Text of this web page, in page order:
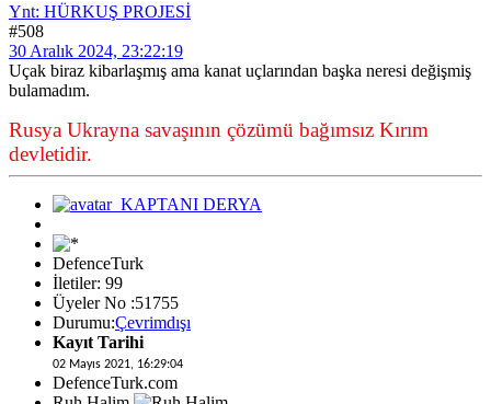
Ynt: HÜRKUŞ PROJESİ
#508
30 Aralık 2024, 23:22:19
Uçak biraz kibarlaşmış ama kanat uçlarından başka neresi değişmiş
bulamadım.
Rusya Ukrayna savaşının çözümü bağımsız Kırım
devletidir.
DefenceTurk
İletiler: 99
Üyeler No :51755
Durumu:Çevrimdışı
Kayıt Tarihi
02 Mayıs 2021, 16:29:04
DefenceTurk.com